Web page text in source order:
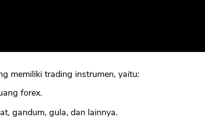
memiliki trading instrumen, yaitu:
forex.
gandum, gula, dan lainnya.